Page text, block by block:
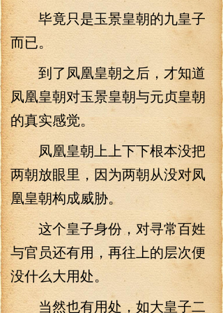
毕竟只是玉景皇朝的九皇子
而已。
到了凤凰皇朝之后，才知道
凤凰皇朝对玉景皇朝与元贞皇朝
的真实感觉。
凤凰皇朝上上下下根本没把
两朝放眼里，因为两朝从没对凤
凰皇朝构成威胁。
这个皇子身份，对寻常百姓
与官员还有用，再往上的层次便
没什么大用处。
当然也有用处，如大皇子二